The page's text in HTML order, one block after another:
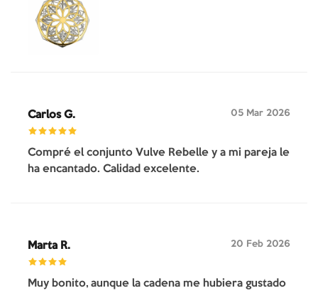
Carlos G. 05 Mar 2026
Compré el conjunto Vulve Rebelle y a mi pareja le
ha encantado. Calidad excelente.
Marta R. 20 Feb 2026
Muy bonito, aunque la cadena me hubiera gustado